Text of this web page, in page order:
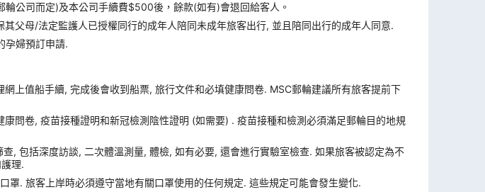
公司而定)及本公司手續費$500後，餘款(如有)會退回給客人。
父母/法定監護人已授權同行的成年人陪同未成年旅客出行, 並且陪同出行的成年人同意.
孕婦預訂申請.
上值船手續, 完成後會收到船票, 旅行文件和必填健康問卷. MSC郵輪建議所有旅客提前下
問卷, 疫苗接種證明和新冠檢測陰性證明 (如需要) . 疫苗接種和檢測必須滿足郵輪目的地規
, 包括深度訪談, 二次體溫測量, 體檢, 如有必要, 還會進行實驗室檢查. 如果旅客被認定為不
理.
. 旅客上岸時必須遵守當地有關口罩使用的任何規定. 這些規定可能會發生變化.